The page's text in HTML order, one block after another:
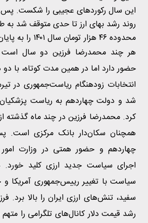
این سال رکوردهای عجیبی را شکست. پس
روند رشد بهای ارز تا حدی متوقف شد به
محدوده ۴۶ هزار تومان سال ۱۴۰۱ را به پایان برد.
هر چند محمدرضا فرزین دو سال است
حضور دارد اما در همین مدت کوتاه، با
انتخابات زودهنگام ریاست‌جمهوری در
شد و دولت چهاردهم به ریاست پزشکیان
کرد. محمدرضا فرزین در چند ماه گذشته
همچنان سکان‌دار بانک مرکزی است.
چهاردهم و حضور همتی در وزارت امور
اجرای سیاست جدید ارزی کلید خورد.
سیاست با تغییر رییس‌جمهوری آمریکا
سفید، تنش‌های ارزی ایران را بالا برد.
رشد قیمت دلار کانال‌های تلگرامی را